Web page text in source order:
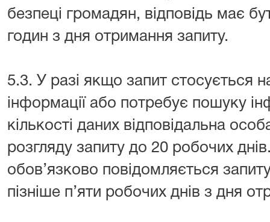
безпеці громадян, відповідь має
годин з дня отримання запиту.
5.3. У разі якщо запит стосується
інформації або потребує пошуку
кількості даних відповідальна
розгляду запиту до 20 робочих
обов’язково повідомляється
пізніше п’яти робочих днів з дня